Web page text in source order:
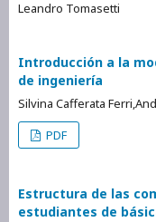
Leandro Tomasetti
Introducción a la
de ingeniería
Silvina Cafferata
PDF
Estructura de las
estudiantes de